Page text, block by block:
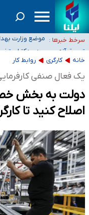
سرخط خبرها :
۴۰ تا ۵۰ روز گرمای نسبی در پیش داریم/ دمای تهران به ۳۸ درجه می‌رسد
اصلاح
تعویق آزمون
دکترای تخصصی
خبرنگاران راویان حقیقت با
آستانه هشدار
خانه کارگری روابط کار
یک فعال صنفی
دولت به بخش
اصلاح کنید تا